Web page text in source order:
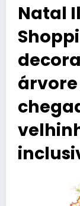
Natal
árvore